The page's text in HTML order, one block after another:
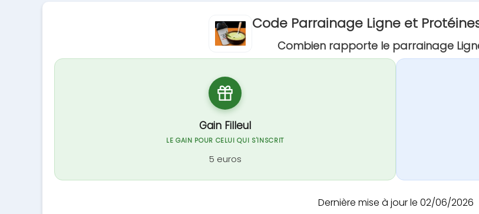
Code Parrainage Ligne et
Combien rapporte le parrainage
Gain Filleul
LE GAIN POUR CELUI QUI S'INSCRIT
5 euros
Dernière mise à jour le 02/06/2026